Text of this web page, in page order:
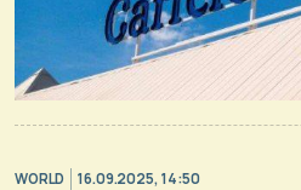
WORLD 16.09.2025, 14:50